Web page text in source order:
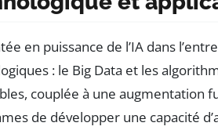
en puissance de l’IA dans
: le Big Data et les
couplée à une augmentation
de développer une capacité